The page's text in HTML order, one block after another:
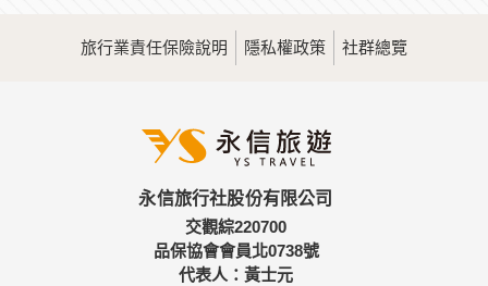
旅行業責任保險說明 隱私權政策 社群總覽
永信旅行社股份有限公司
交觀綜220700
品保協會會員北0738號
代表人：黃士元